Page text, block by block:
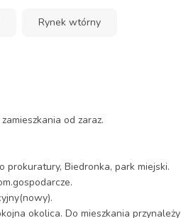
Rynek wtórny
od zaraz.
Biedronka, park miejski.
okolica. Do mieszkania przynależy